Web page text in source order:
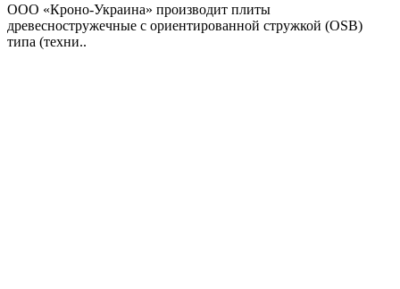
ООО «Кроно-Украина» производит плиты
древесностружечные с ориентированной стружкой (OSB)
типа (техни..